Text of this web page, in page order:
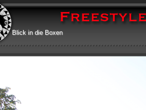
Blick in die Boxen